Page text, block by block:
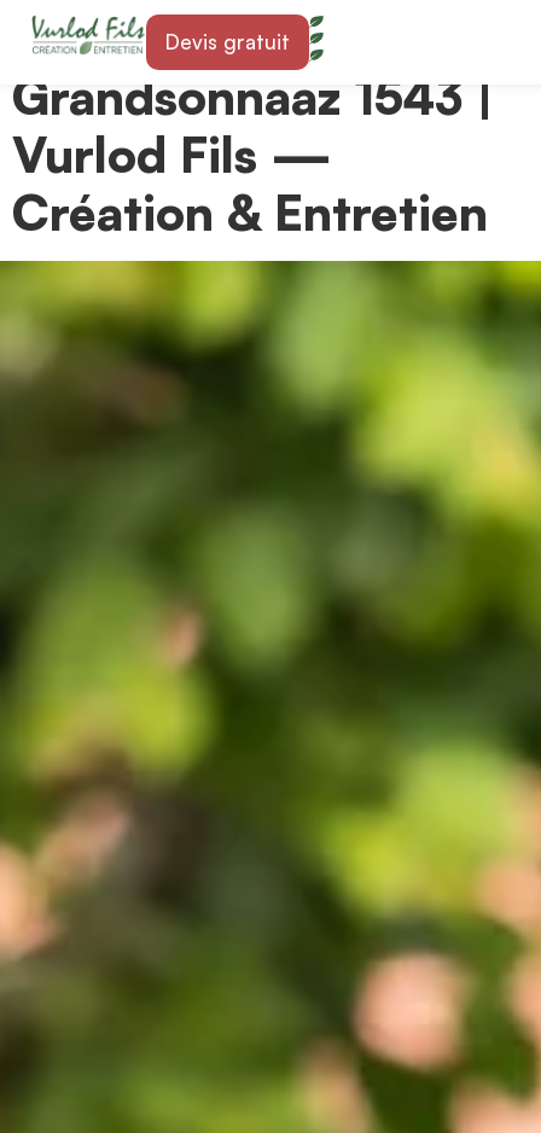
Devis gratuit
Paysagiste à
Grandsonnaaz 1543 |
Vurlod Fils —
Création & Entretien